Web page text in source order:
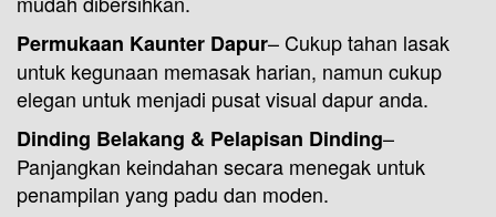
Permukaan Kaunter Dapur– Cukup tahan lasak
untuk kegunaan memasak harian, namun cukup
elegan untuk menjadi pusat visual dapur anda.
Dinding Belakang & Pelapisan Dinding–
Panjangkan keindahan secara menegak untuk
penampilan yang padu dan moden.